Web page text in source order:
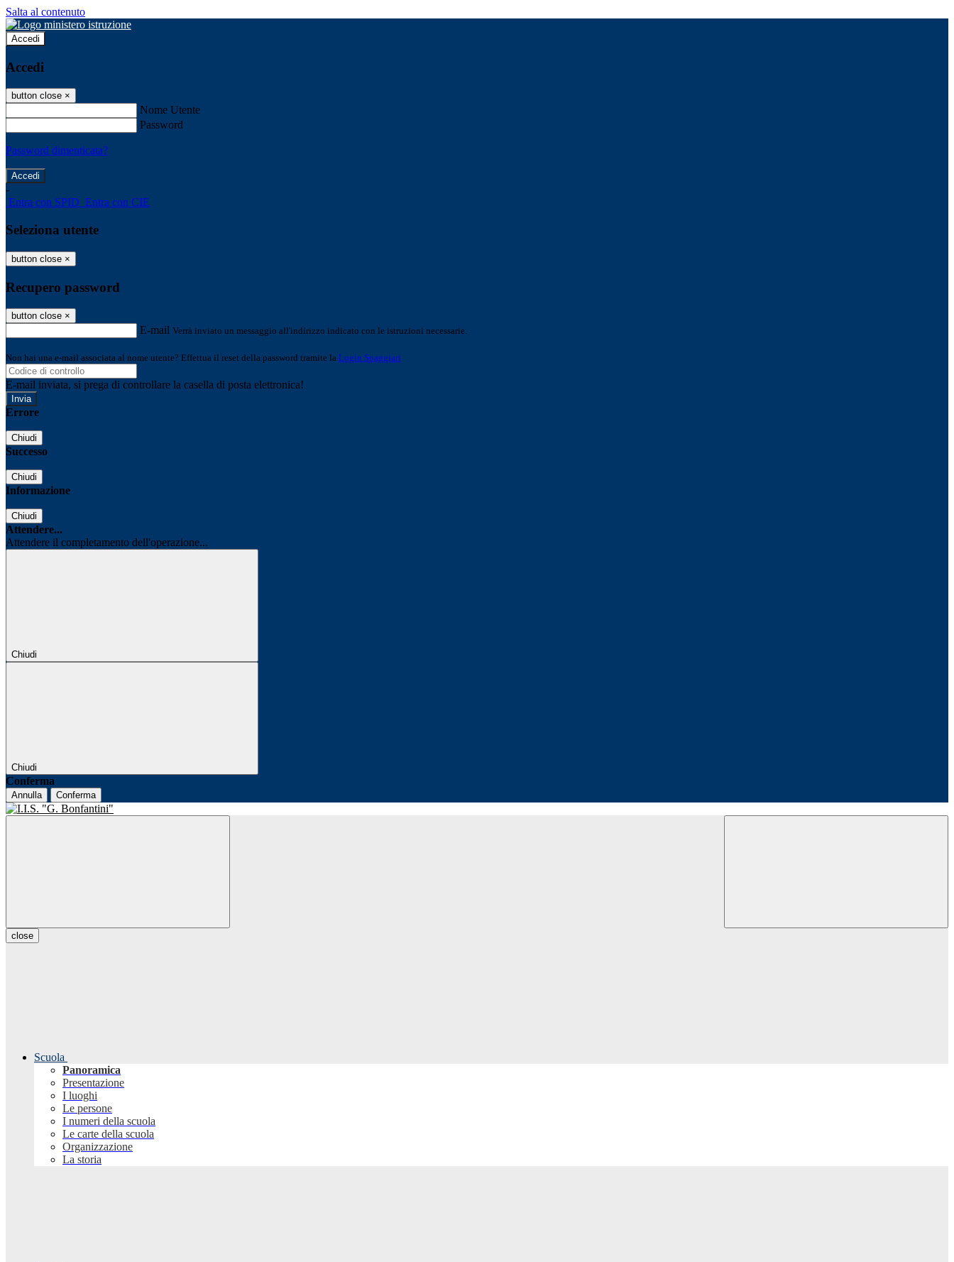
Salta al contenuto
Accedi
Accedi
button close ×
Nome Utente
Password
Password dimenticata?
-
Entra con SPID Entra con CIE
Seleziona utente
button close ×
Recupero password
button close ×
E-mail Verrà inviato un messaggio all'indirizzo indicato con le istruzioni necessarie.
Non hai una e-mail associata al nome utente? Effettua il reset della password tramite la Login Spaggiari
E-mail inviata, si prega di controllare la casella di posta elettronica!
Errore
Chiudi
Successo
Chiudi
Informazione
Chiudi
Attendere...
Attendere il completamento dell'operazione...
Chiudi
Chiudi
Conferma
Annulla Conferma
close
Scuola
Panoramica
Presentazione
I luoghi
Le persone
I numeri della scuola
Le carte della scuola
Organizzazione
La storia